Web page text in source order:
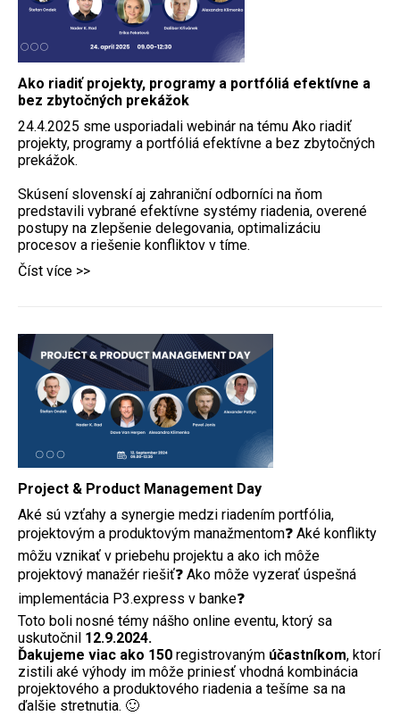
Ako riadiť projekty, programy a portfóliá efektívne a
bez zbytočných prekážok
24.4.2025 sme usporiadali webinár na tému Ako riadiť
projekty, programy a portfóliá efektívne a bez zbytočných
prekážok.
Skúsení slovenskí aj zahraniční odborníci na ňom
predstavili vybrané efektívne systémy riadenia, overené
postupy na zlepšenie delegovania, optimalizáciu
procesov a riešenie konfliktov v tíme.
Číst více >>
Project & Product Management Day
Aké sú vzťahy a synergie medzi riadením portfólia,
projektovým a produktovým manažmentom❓ Aké konflikty
môžu vznikať v priebehu projektu a ako ich môže
projektový manažér riešiť❓ Ako môže vyzerať úspešná
implementácia P3.express v banke❓
Toto boli nosné témy nášho online eventu, ktorý sa
uskutočnil 12.9.2024.
Ďakujeme viac ako 150 registrovaným účastníkom, ktorí
zistili aké výhody im môže priniesť vhodná kombinácia
projektového a produktového riadenia a tešíme sa na
ďalšie stretnutia. 🙂